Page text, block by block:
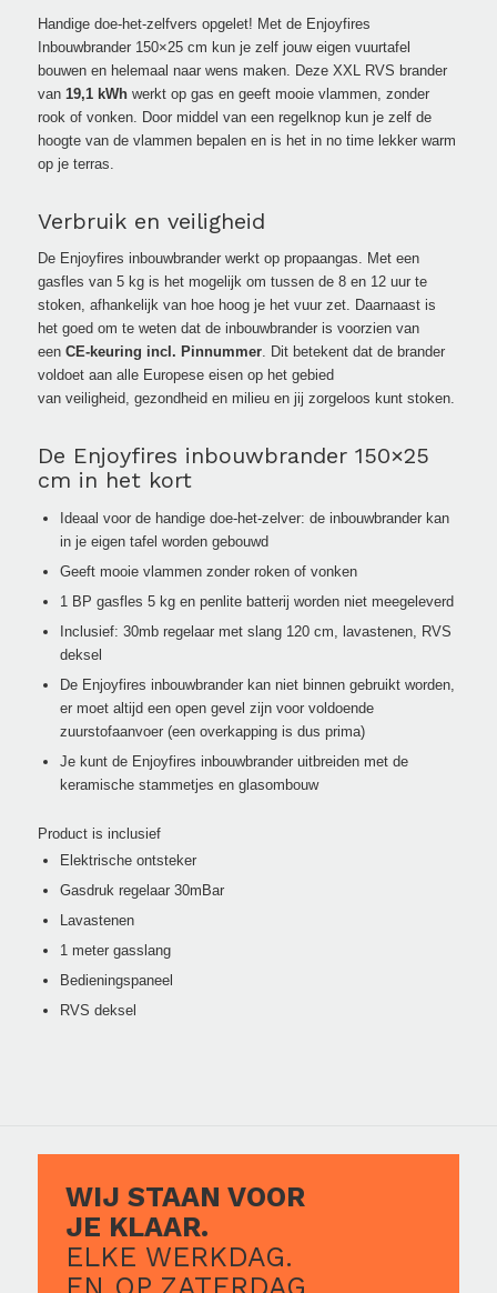
Handige doe-het-zelfvers opgelet! Met de Enjoyfires
Inbouwbrander 150×25 cm kun je zelf jouw eigen vuurtafel
bouwen en helemaal naar wens maken. Deze XXL RVS brander
van19,1 kWhwerkt op gas en geeft mooie vlammen, zonder
rook of vonken. Door middel van een regelknop kun je zelf de
hoogte van de vlammen bepalen en is het in no time lekker warm
op je terras.
Verbruik en veiligheid
De Enjoyfires inbouwbrander werkt op propaangas. Met een
gasfles van 5 kg is het mogelijk om tussen de 8 en 12 uur te
stoken, afhankelijk van hoe hoog je het vuur zet. Daarnaast is
het goed om te weten dat de inbouwbrander is voorzien van
een CE-keuring incl. Pinnummer. Dit betekent dat de brander
voldoet aan alle Europese eisen op het gebied
van veiligheid, gezondheid en milieu en jij zorgeloos kunt stoken.
De Enjoyfires inbouwbrander 150×25
cm in het kort
Ideaal voor de handige doe-het-zelver: de inbouwbrander kan
in je eigen tafel worden gebouwd
Geeft mooie vlammen zonder roken of vonken
1 BP gasfles 5 kg en penlite batterij worden niet meegeleverd
Inclusief: 30mb regelaar met slang 120 cm, lavastenen, RVS
deksel
De Enjoyfires inbouwbrander kan niet binnen gebruikt worden,
er moet altijd een open gevel zijn voor voldoende
zuurstofaanvoer (een overkapping is dus prima)
Je kunt de Enjoyfires inbouwbrander uitbreiden met de
keramische stammetjes en glasombouw
Product is inclusief
Elektrische ontsteker
Gasdruk regelaar 30mBar
Lavastenen
1 meter gasslang
Bedieningspaneel
RVS deksel
WIJ STAAN VOOR
JE KLAAR.
ELKE WERKDAG.
EN OP ZATERDAG.